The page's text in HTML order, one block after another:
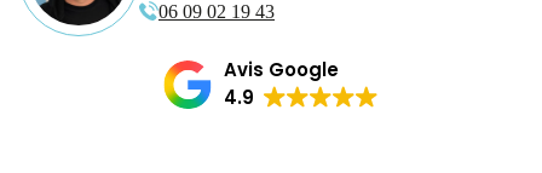
06 09 02 19 43
Avis Google
4.9